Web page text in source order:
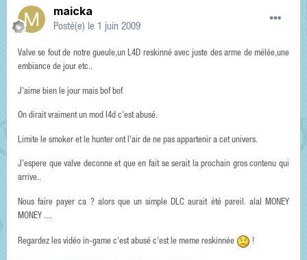
maicka
Posté(e) le 1 juin 2009
Valve se fout de notre gueule,un L4D reskinné avec juste des arme de mélée,une
embiance de jour etc..
J'aime bien le jour mais bof bof
On dirait vraiment un mod l4d c'est abusé.
Limite le smoker et le hunter ont l'air de ne pas appartenir a cet univers.
J'espere que valve deconne et que en fait se serait la prochain gros contenu qui
arrive..
Nous faire payer ca ? alors que un simple DLC aurait été pareil. alal MONEY
MONEY ....
Regardez les vidéo in-game c'est abusé c'est le meme reskinnée !